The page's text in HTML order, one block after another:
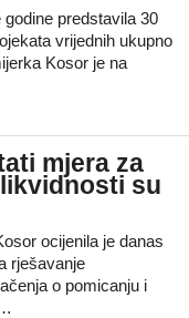
predstavila 30
vrijednih ukupno
Kosor je na
mjera za
su
ocijenila je danas
rješavanje
o pomicanju i